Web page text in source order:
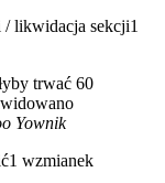
/ likwidacja sekcji1
trwać 60
Yownik
1 wzmianek